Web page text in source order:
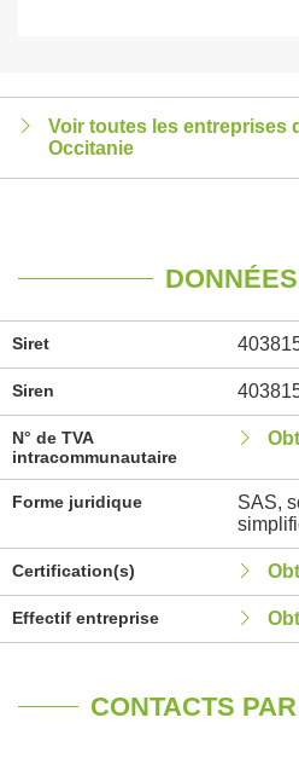
Voir toutes les entreprises
Occitanie
Siret
Siren
N° de TVA
intracommunautaire
Forme juridique
SAS,
Certification(s)
Effectif entreprise
CONTACTS